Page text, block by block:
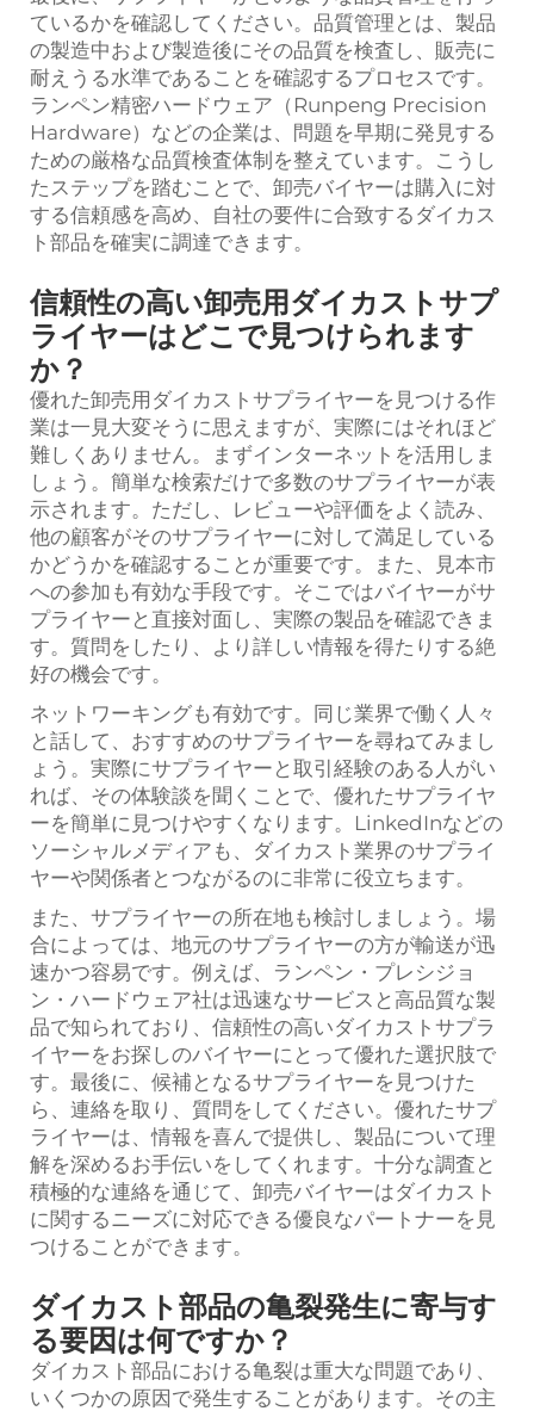
ているかを確認してください。品質管理とは、製品
の製造中および製造後にその品質を検査し、販売に
耐えうる水準であることを確認するプロセスです。
ランペン精密ハードウェア（Runpeng Precision
Hardware）などの企業は、問題を早期に発見する
ための厳格な品質検査体制を整えています。こうし
たステップを踏むことで、卸売バイヤーは購入に対
する信頼感を高め、自社の要件に合致するダイカス
ト部品を確実に調達できます。
信頼性の高い卸売用ダイカストサプ
ライヤーはどこで見つけられます
か？
優れた卸売用ダイカストサプライヤーを見つける作
業は一見大変そうに思えますが、実際にはそれほど
難しくありません。まずインターネットを活用しま
しょう。簡単な検索だけで多数のサプライヤーが表
示されます。ただし、レビューや評価をよく読み、
他の顧客がそのサプライヤーに対して満足している
かどうかを確認することが重要です。また、見本市
への参加も有効な手段です。そこではバイヤーがサ
プライヤーと直接対面し、実際の製品を確認できま
す。質問をしたり、より詳しい情報を得たりする絶
好の機会です。
ネットワーキングも有効です。同じ業界で働く人々
と話して、おすすめのサプライヤーを尋ねてみまし
ょう。実際にサプライヤーと取引経験のある人がい
れば、その体験談を聞くことで、優れたサプライヤ
ーを簡単に見つけやすくなります。LinkedInなどの
ソーシャルメディアも、ダイカスト業界のサプライ
ヤーや関係者とつながるのに非常に役立ちます。
また、サプライヤーの所在地も検討しましょう。場
合によっては、地元のサプライヤーの方が輸送が迅
速かつ容易です。例えば、ランペン・プレシジョ
ン・ハードウェア社は迅速なサービスと高品質な製
品で知られており、信頼性の高いダイカストサプラ
イヤーをお探しのバイヤーにとって優れた選択肢で
す。最後に、候補となるサプライヤーを見つけた
ら、連絡を取り、質問をしてください。優れたサプ
ライヤーは、情報を喜んで提供し、製品について理
解を深めるお手伝いをしてくれます。十分な調査と
積極的な連絡を通じて、卸売バイヤーはダイカスト
に関するニーズに対応できる優良なパートナーを見
つけることができます。
ダイカスト部品の亀裂発生に寄与す
る要因は何ですか？
ダイカスト部品における亀裂は重大な問題であり、
いくつかの原因で発生することがあります。その主